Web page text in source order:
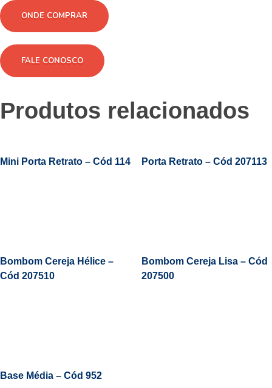
ONDE COMPRAR
FALE CONOSCO
Produtos relacionados
Mini Porta Retrato – Cód 114 Porta Retrato – Cód 207113
Bombom Cereja Hélice –
Cód 207510
Bombom Cereja Lisa – Cód
207500
Base Média – Cód 952